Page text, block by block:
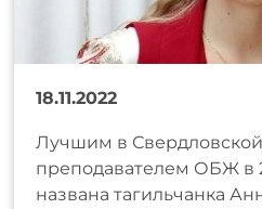
18.11.2022
Лучшим в
преподавателем ОБЖ в
названа тагильчанка